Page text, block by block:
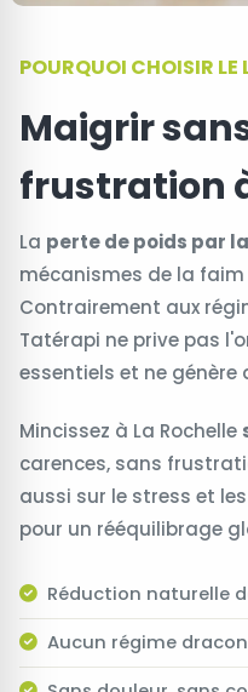
POURQUOI CHOISIR LE
Maigrir
frustration
La perte de poids par
mécanismes de la
Contrairement aux
Tatérapi ne prive pas
essentiels et ne
Mincissez à La Rochelle
carences, sans
aussi sur le stress et
pour un rééquilibrage
Réduction naturelle
Aucun régime